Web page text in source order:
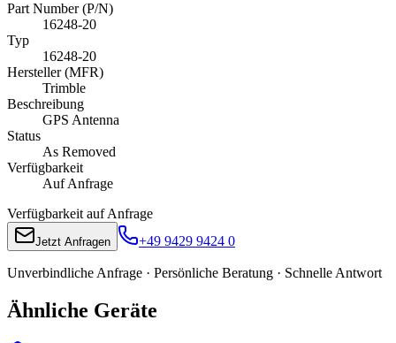
Part Number (P/N)
16248-20
Typ
16248-20
Hersteller (MFR)
Trimble
Beschreibung
GPS Antenna
Status
As Removed
Verfügbarkeit
Auf Anfrage
Verfügbarkeit auf Anfrage
Jetzt Anfragen +49 9429 9424 0
Unverbindliche Anfrage · Persönliche Beratung · Schnelle Antwort
Ähnliche Geräte